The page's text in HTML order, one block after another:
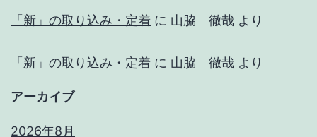
「新」の取り込み・定着 に 山脇 徹哉 より
「新」の取り込み・定着 に 山脇 徹哉 より
アーカイブ
2026年8月